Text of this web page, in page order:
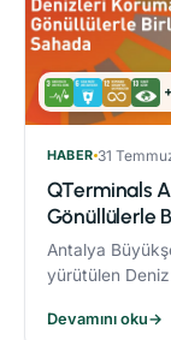
HABER 31
QTerminals
Gönüllülerle
Antalya
yürütülen Deniz
etkinlikleri,
Devamını oku→